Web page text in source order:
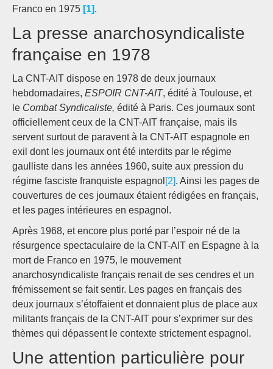
Franco en 1975 [1].
La presse anarchosyndicaliste
française en 1978
La CNT-AIT dispose en 1978 de deux journaux
hebdomadaires, ESPOIR CNT-AIT, édité à Toulouse, et
le Combat Syndicaliste, édité à Paris. Ces journaux sont
officiellement ceux de la CNT-AIT française, mais ils
servent surtout de paravent à la CNT-AIT espagnole en
exil dont les journaux ont été interdits par le régime
gaulliste dans les années 1960, suite aux pression du
régime fasciste franquiste espagnol [2]. Ainsi les pages de
couvertures de ces journaux étaient rédigées en français,
et les pages intérieures en espagnol.
Après 1968, et encore plus porté par l’espoir né de la
résurgence spectaculaire de la CNT-AIT en Espagne à la
mort de Franco en 1975, le mouvement
anarchosyndicaliste français renait de ses cendres et un
frémissement se fait sentir. Les pages en français des
deux journaux s’étoffaient et donnaient plus de place aux
militants français de la CNT-AIT pour s’exprimer sur des
thèmes qui dépassent le contexte strictement espagnol.
Une attention particulière pour